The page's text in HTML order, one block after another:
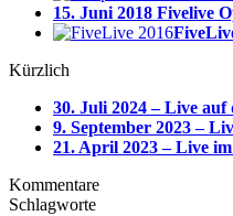
15. Juni 2018 Fivelive
Kürzlich
30. Juli 2024 – Live
9. September 2023 –
21. April 2023 – Live
Kommentare
Schlagworte